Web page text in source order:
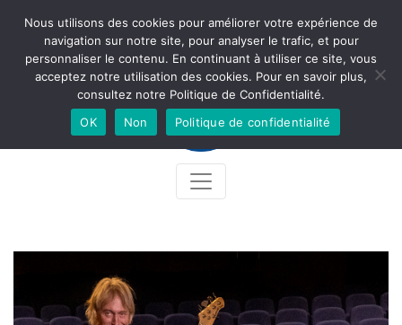
Newsletter Accès Contact Facebook Instagram
Nous utilisons des cookies pour améliorer votre expérience de
navigation sur notre site, pour analyser le trafic, et pour
personnaliser le contenu. En continuant à utiliser ce site, vous
acceptez notre utilisation des cookies. Pour en savoir plus,
consultez notre Politique de Confidentialité.
OK
Non Politique de confidentialité